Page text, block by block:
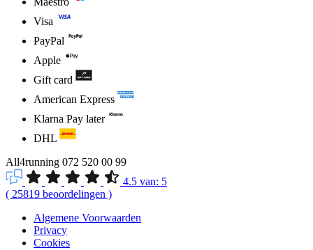
Visa
PayPal
Apple
Gift card
American Express
Klarna Pay later
DHL
All4running 072 520 00 99
4.5 van: 5
( 25819 beoordelingen )
Algemene Voorwaarden
Privacy
Cookies